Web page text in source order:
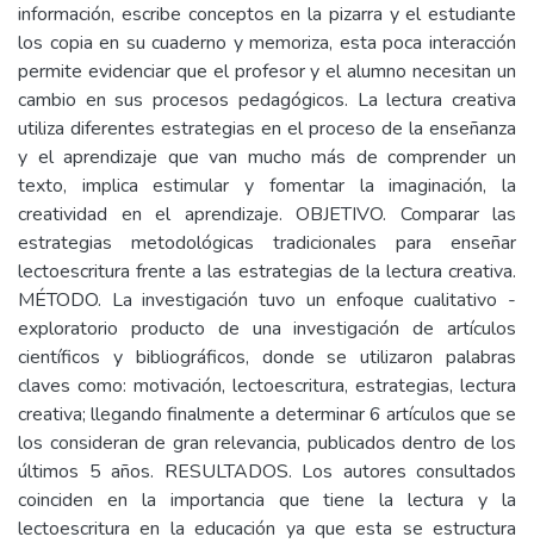
información, escribe conceptos en la pizarra y el estudiante
los copia en su cuaderno y memoriza, esta poca interacción
permite evidenciar que el profesor y el alumno necesitan un
cambio en sus procesos pedagógicos. La lectura creativa
utiliza diferentes estrategias en el proceso de la enseñanza
y el aprendizaje que van mucho más de comprender un
texto, implica estimular y fomentar la imaginación, la
creatividad en el aprendizaje. OBJETIVO. Comparar las
estrategias metodológicas tradicionales para enseñar
lectoescritura frente a las estrategias de la lectura creativa.
MÉTODO. La investigación tuvo un enfoque cualitativo -
exploratorio producto de una investigación de artículos
científicos y bibliográficos, donde se utilizaron palabras
claves como: motivación, lectoescritura, estrategias, lectura
creativa; llegando finalmente a determinar 6 artículos que se
los consideran de gran relevancia, publicados dentro de los
últimos 5 años. RESULTADOS. Los autores consultados
coinciden en la importancia que tiene la lectura y la
lectoescritura en la educación ya que esta se estructura